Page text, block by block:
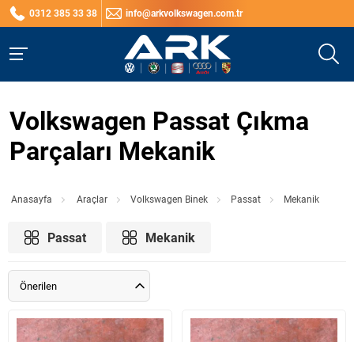
0312 385 33 38 info@arkvolkswagen.com.tr
Volkswagen Passat Çıkma
Parçaları Mekanik
Anasayfa Araçlar Volkswagen Binek Passat Mekanik
Passat Mekanik
Önerilen